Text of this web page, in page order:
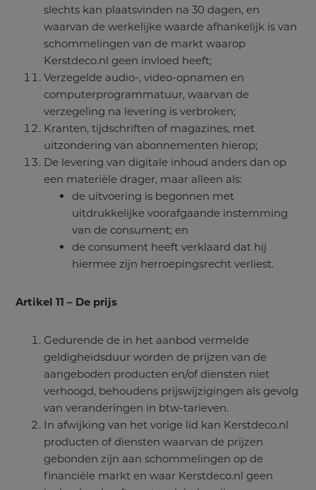
slechts kan plaatsvinden na 30 dagen, en
waarvan de werkelijke waarde afhankelijk is van
schommelingen van de markt waarop
Kerstdeco.nl geen invloed heeft;
Verzegelde audio-, video-opnamen en
computerprogrammatuur, waarvan de
verzegeling na levering is verbroken;
Kranten, tijdschriften of magazines, met
uitzondering van abonnementen hierop;
De levering van digitale inhoud anders dan op
een materiële drager, maar alleen als:
de uitvoering is begonnen met
uitdrukkelijke voorafgaande instemming
van de consument; en
de consument heeft verklaard dat hij
hiermee zijn herroepingsrecht verliest.
Artikel 11 – De prijs
Gedurende de in het aanbod vermelde
geldigheidsduur worden de prijzen van de
aangeboden producten en/of diensten niet
verhoogd, behoudens prijswijzigingen als gevolg
van veranderingen in btw-tarieven.
In afwijking van het vorige lid kan Kerstdeco.nl
producten of diensten waarvan de prijzen
gebonden zijn aan schommelingen op de
financiële markt en waar Kerstdeco.nl geen